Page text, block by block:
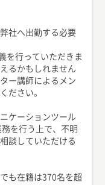
社へ出勤する必要
を行っていただきま
るかもしれません
ー講師によるメン
ださい。
ケーションツール
を行う上で、不明
談していただける
も在籍は370名を超